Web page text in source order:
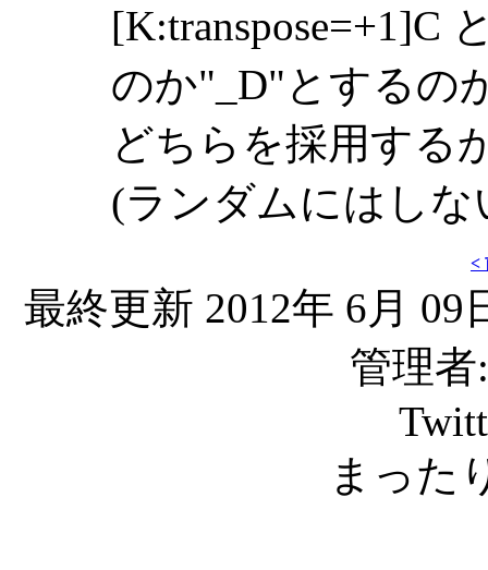
[K:transpose=+1]C
のか"_D"とするの
どちらを採用する
(ランダムにはし
<
最終更新 2012年 6月
管理者
まった